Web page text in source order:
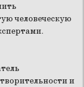
человеческую
и